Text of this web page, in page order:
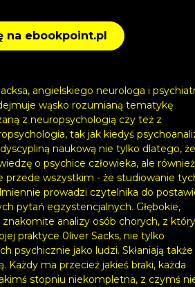
na ebookpoint.pl
angielskiego neurologa i
wąsko rozumianą tematykę
z neuropsychologią czy też z
tak jak kiedyś
naukową nie tylko dlatego, że
o psychice człowieka, ale również
przede wszystkim - że studiowanie
prowadzi czytelnika do
pytań egzystencjalnych. Głębokie,
analizy osób chorych, z
praktyce 0liver Sacks, nie tylko
psychicznie jako ludzi. Skłaniają
Każdy ma przecież jakieś braki, każda
stopniu niekompletna, z czymś